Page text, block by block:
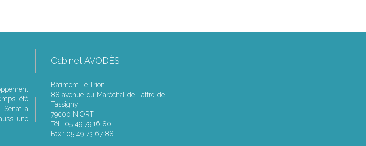
été
Sénat a
une
Cabinet AVODÈS
Bâtiment Le Trion
88 avenue du Maréchal de Lattre de
Tassigny
79000 NIORT
Tél : 05 49 79 16 80
Fax : 05 49 73 67 88